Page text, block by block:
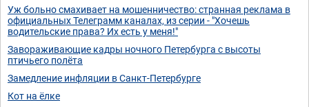
Уж больно смахивает на мошенничество: странная реклама в
официальных Телеграмм каналах, из серии - "Хочешь
водительские права? Их есть у меня!"
Завораживающие кадры ночного Петербурга с высоты
птичьего полёта
Замедление инфляции в Санкт-Петербурге
Кот на ёлке